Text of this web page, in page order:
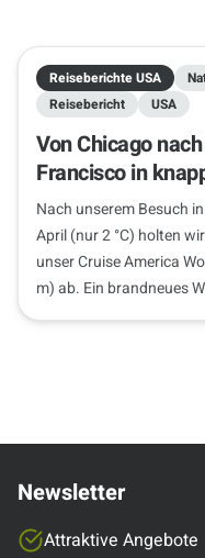
Reiseberichte USA
Reisebericht
USA
Von Chicago
Francisco in
Wochen
Nach unserem Besuch
April (nur 2 °C) holten
unser Cruise America
m) ab. Ein brandneues
nur 300 km…
Newsletter
Attraktive Angebote